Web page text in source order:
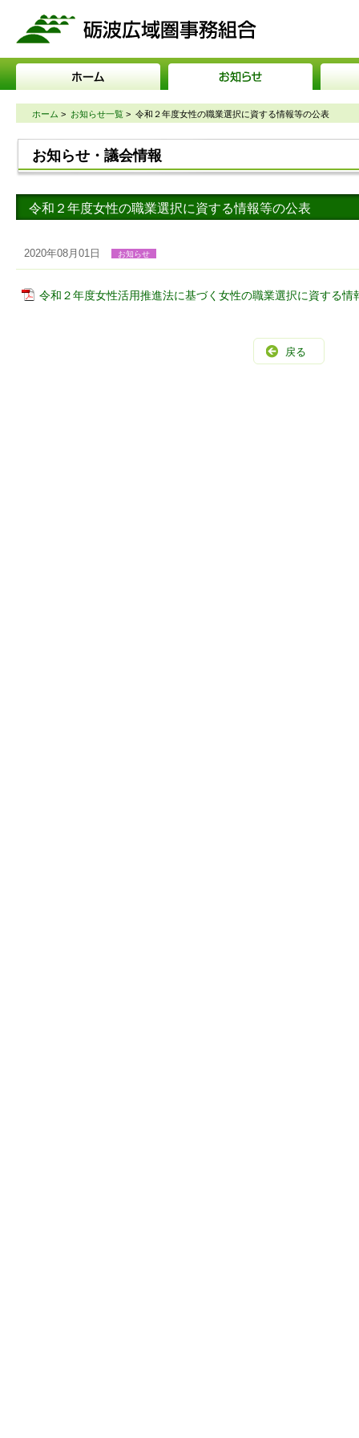
ホーム > お知らせ一覧 > 令和２年度女性の職業選択に資する情報等の公表
お知らせ・議会情報
令和２年度女性の職業選択に資する情報等の公表
2020年08月01日 お知らせ
令和２年度女性活用推進法に基づく女性の職業選択に資する情
戻る